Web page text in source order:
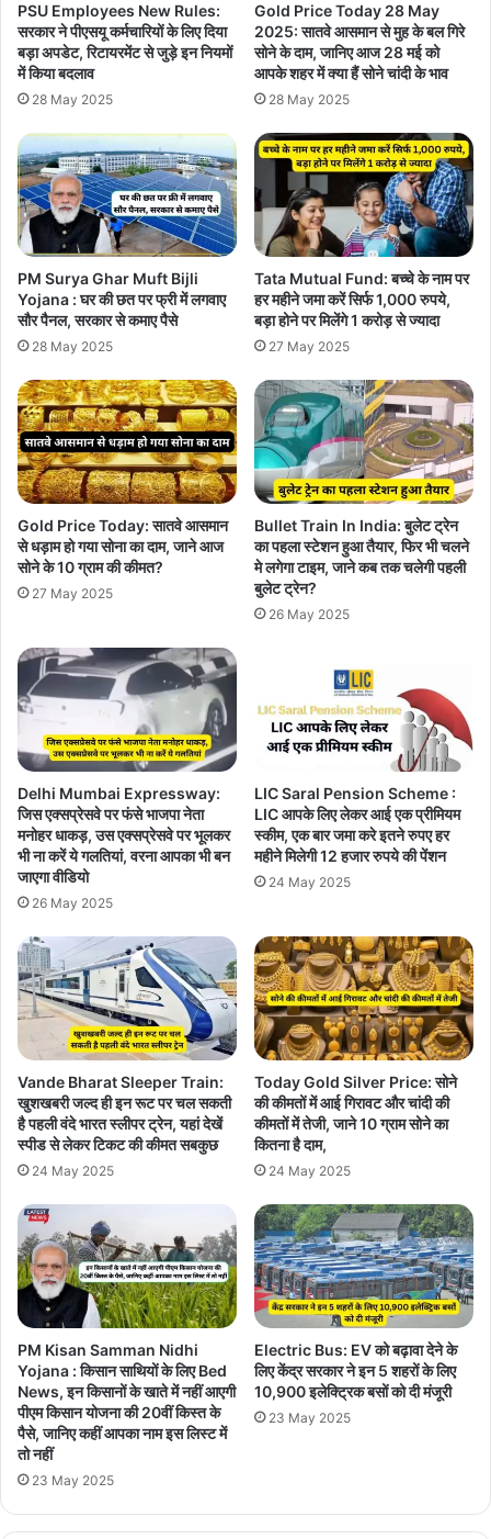
PSU Employees New Rules:
सरकार ने पीएसयू कर्मचारियों के लिए दिया
बड़ा अपडेट, रिटायरमेंट से जुड़े इन नियमों
में किया बदलाव
28 May 2025
Gold Price Today 28 May
2025: सातवे आसमान से मुह के बल गिरे
सोने के दाम, जानिए आज 28 मई को
आपके शहर में क्या हैं सोने चांदी के भाव
28 May 2025
PM Surya Ghar Muft Bijli
Yojana : घर की छत पर फ्री में लगवाए
सौर पैनल, सरकार से कमाए पैसे
28 May 2025
Tata Mutual Fund: बच्चे के नाम पर
हर महीने जमा करें सिर्फ 1,000 रुपये,
बड़ा होने पर मिलेंगे 1 करोड़ से ज्यादा
27 May 2025
Gold Price Today: सातवे आसमान
से धड़ाम हो गया सोना का दाम, जाने आज
सोने के 10 ग्राम की कीमत?
27 May 2025
Bullet Train In India: बुलेट ट्रेन
का पहला स्टेशन हुआ तैयार, फिर भी चलने
मे लगेगा टाइम, जाने कब तक चलेगी पहली
बुलेट ट्रेन?
26 May 2025
Delhi Mumbai Expressway:
जिस एक्सप्रेसवे पर फंसे भाजपा नेता
मनोहर धाकड़, उस एक्सप्रेसवे पर भूलकर
भी ना करें ये गलतियां, वरना आपका भी बन
जाएगा वीडियो
26 May 2025
LIC Saral Pension Scheme :
LIC आपके लिए लेकर आई एक प्रीमियम
स्कीम, एक बार जमा करे इतने रुपए हर
महीने मिलेगी 12 हजार रुपये की पेंशन
24 May 2025
Vande Bharat Sleeper Train:
खुशखबरी जल्द ही इन रूट पर चल सकती
है पहली वंदे भारत स्लीपर ट्रेन, यहां देखें
स्पीड से लेकर टिकट की कीमत सबकुछ
24 May 2025
Today Gold Silver Price: सोने
की कीमतों में आई गिरावट और चांदी की
कीमतों में तेजी, जाने 10 ग्राम सोने का
कितना है दाम,
24 May 2025
PM Kisan Samman Nidhi
Yojana : किसान साथियों के लिए Bed
News, इन किसानों के खाते में नहीं आएगी
पीएम किसान योजना की 20वीं किस्त के
पैसे, जानिए कहीं आपका नाम इस लिस्ट में
तो नहीं
23 May 2025
Electric Bus: EV को बढ़ावा देने के
लिए केंद्र सरकार ने इन 5 शहरों के लिए
10,900 इलेक्ट्रिक बसों को दी मंजूरी
23 May 2025